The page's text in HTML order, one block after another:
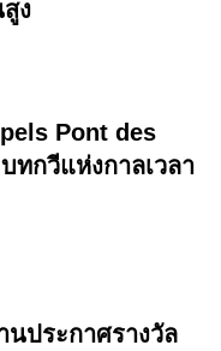
ง
Pont des
ทกวีแห่งกาลเวลา
นประกาศรางวัล